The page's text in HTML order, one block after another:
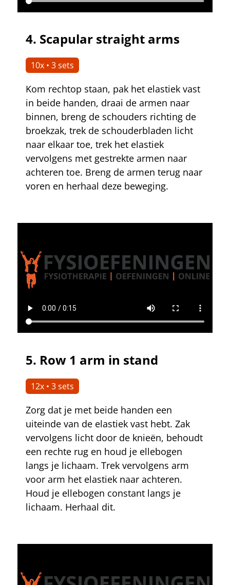
4. Scapular straight arms
10x • 3 sets
Kom rechtop staan, pak het elastiek vast
in beide handen, draai de armen naar
binnen, breng de schouders richting de
broekzak, trek de schouderbladen licht
naar elkaar toe, trek het elastiek
vervolgens met gestrekte armen naar
achteren toe. Breng de armen terug naar
voren en herhaal deze beweging.
5. Row 1 arm in stand
12x • 3 sets
Zorg dat je met beide handen een
uiteinde van de elastiek vast hebt. Zak
vervolgens licht door de knieën, behoudt
een rechte rug en houd je ellebogen
langs je lichaam. Trek vervolgens arm
voor arm het elastiek naar achteren.
Houd je ellebogen constant langs je
lichaam. Herhaal dit.